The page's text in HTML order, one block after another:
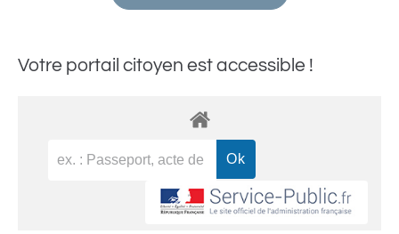
Votre portail citoyen est accessible !